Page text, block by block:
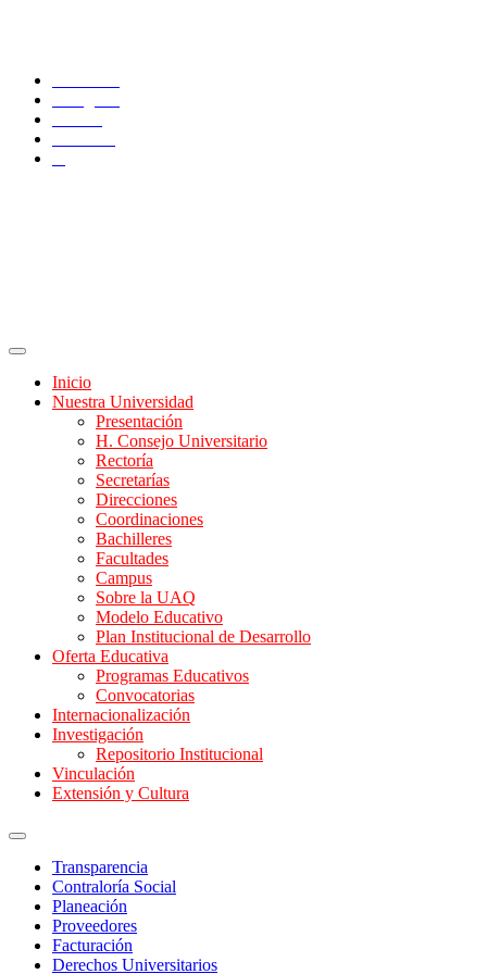
Inicio
Nuestra Universidad
Presentación
H. Consejo Universitario
Rectoría
Secretarías
Direcciones
Coordinaciones
Bachilleres
Facultades
Campus
Sobre la UAQ
Modelo Educativo
Plan Institucional de Desarrollo
Oferta Educativa
Programas Educativos
Convocatorias
Internacionalización
Investigación
Repositorio Institucional
Vinculación
Extensión y Cultura
Transparencia
Contraloría Social
Planeación
Proveedores
Facturación
Derechos Universitarios